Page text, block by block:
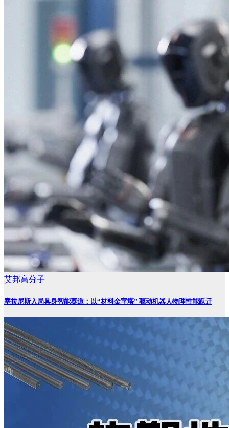
艾邦高分子
塞拉尼斯入局具身智能赛道：以“材料金字塔” 驱动机器人物理性能跃迁